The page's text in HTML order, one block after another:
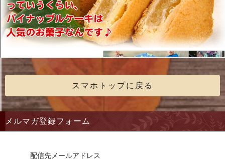
スマホトップに戻る
メルマガ登録フォーム
配信先メールアドレス